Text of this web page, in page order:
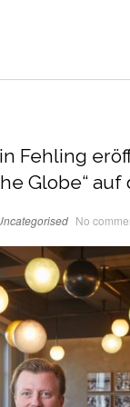
Fehling
Globe“ auf
No